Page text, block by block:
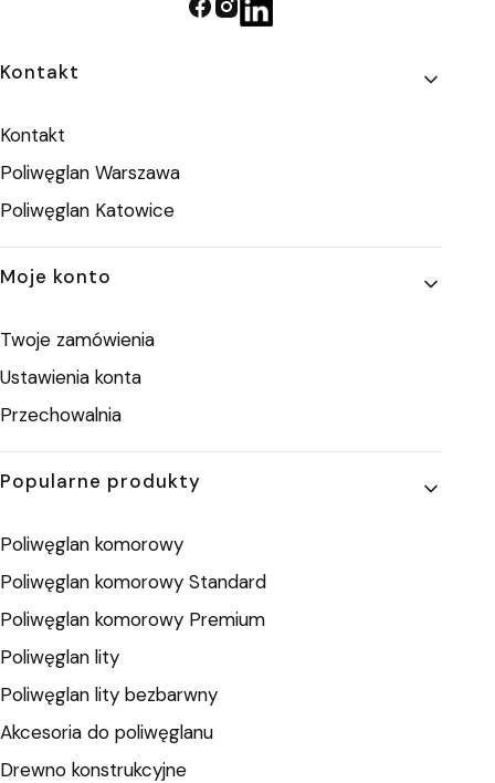
Linki w stopce
Kontakt
Kontakt
Poliwęglan Warszawa
Poliwęglan Katowice
Moje konto
Twoje zamówienia
Ustawienia konta
Przechowalnia
Popularne produkty
Poliwęglan komorowy
Poliwęglan komorowy Standard
Poliwęglan komorowy Premium
Poliwęglan lity
Poliwęglan lity bezbarwny
Akcesoria do poliwęglanu
Drewno konstrukcyjne